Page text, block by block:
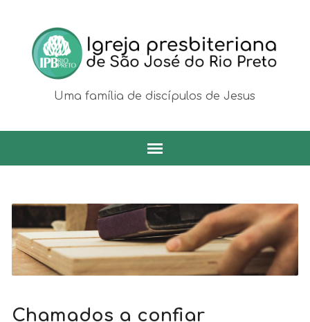
Uma família de discípulos de Jesus
Chamados a confiar